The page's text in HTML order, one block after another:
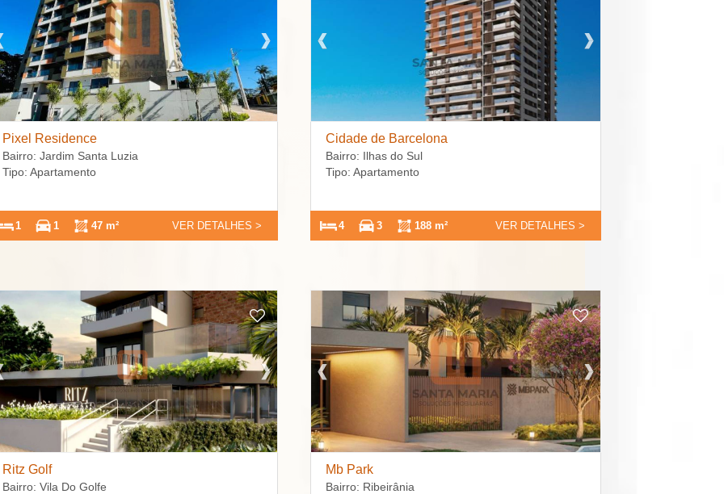
Pixel Residence
Bairro: Jardim Santa Luzia
Tipo: Apartamento
1 1 47 m² VER DETALHES >
Cidade de Barcelona
Bairro: Ilhas do Sul
Tipo: Apartamento
4 3 188 m² VER DETALHES >
Ritz Golf
Bairro: Vila Do Golfe
Mb Park
Bairro: Ribeirânia